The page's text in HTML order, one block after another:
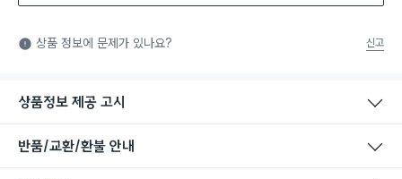
상품 정보에 문제가 있나요? 신고
상품정보 제공 고시
반품/교환/환불 안내